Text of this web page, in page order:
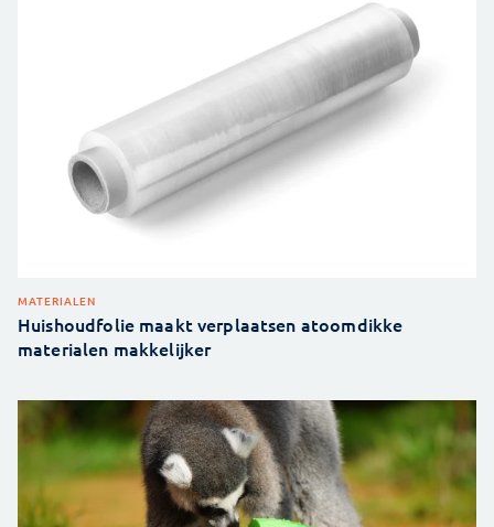
MATERIALEN
Huishoudfolie maakt verplaatsen atoomdikke
materialen makkelijker